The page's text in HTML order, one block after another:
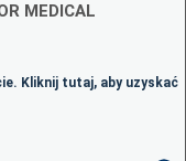
MEDICAL
Kliknij tutaj, aby uzyskać